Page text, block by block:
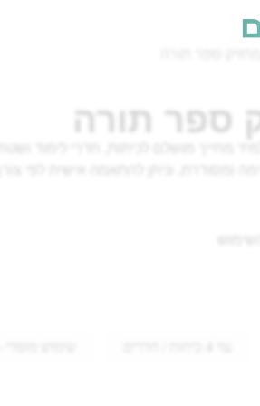
ספר תורה